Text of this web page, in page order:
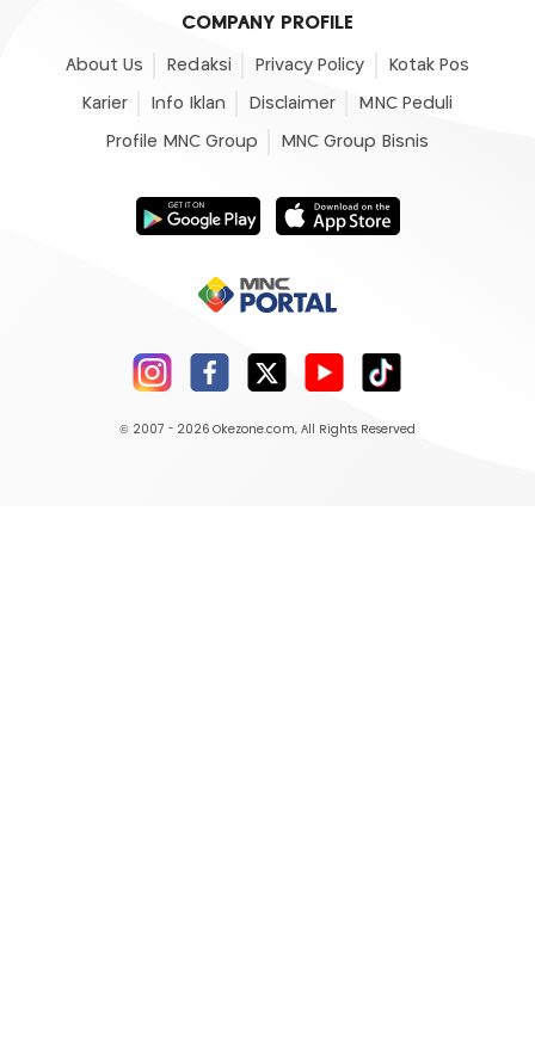
COMPANY PROFILE
About Us Redaksi Privacy Policy Kotak Pos
Karier Info Iklan Disclaimer MNC Peduli
Profile MNC Group MNC Group Bisnis
© 2007 - 2026 Okezone.com, All Rights Reserved